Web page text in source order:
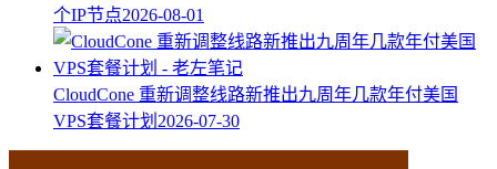
个IP节点2026-08-01
CloudCone 重新调整线路新推出九周年几款年付美国
VPS套餐计划 2026-07-30